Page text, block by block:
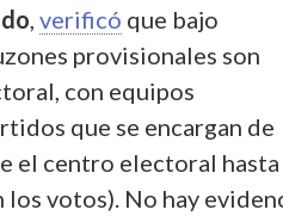
, verificó que bajo
provisionales son
con equipos
que se encargan de
el centro electoral hasta
votos). No hay